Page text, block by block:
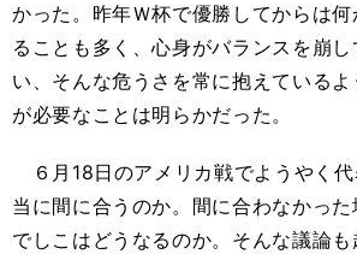
かった。昨年Ｗ杯で優勝してからは
ることも多く、心身がバランスを崩
い、そんな危うさを常に抱えている
が必要なことは明らかだった。
６月18日のアメリカ戦でようやく
当に間に合うのか。間に合わなかっ
でしこはどうなるのか。そんな議論